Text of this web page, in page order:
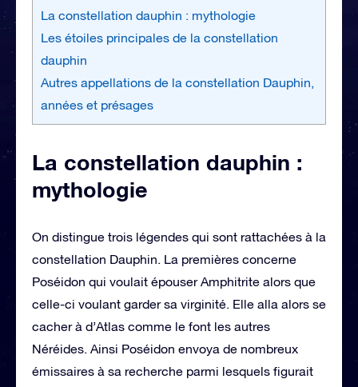
La constellation dauphin : mythologie
Les étoiles principales de la constellation
dauphin
Autres appellations de la constellation Dauphin,
années et présages
La constellation dauphin :
mythologie
On distingue trois légendes qui sont rattachées à la
constellation Dauphin. La premières concerne
Poséidon qui voulait épouser Amphitrite alors que
celle-ci voulant garder sa virginité. Elle alla alors se
cacher à d’Atlas comme le font les autres
Néréides. Ainsi Poséidon envoya de nombreux
émissaires à sa recherche parmi lesquels figurait